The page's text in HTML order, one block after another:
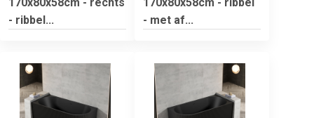
- ribbel...
- met af...